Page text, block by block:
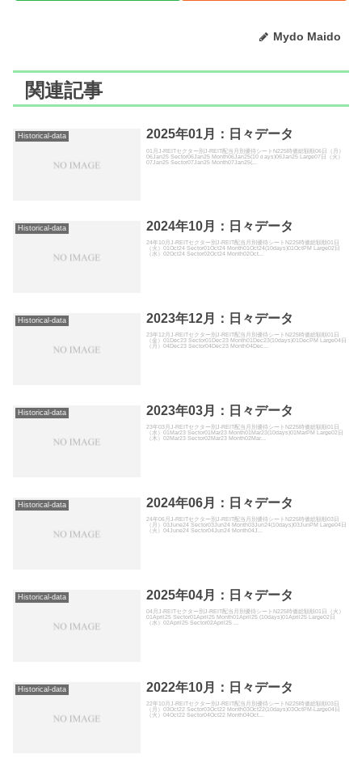
Mydo Maido
関連記事
Historical-data 2025年01月：日々データ
01月J-REITセクター別J-REIT配当月別優待シートN225時価総額順06日（月）
06Jan25 Sector06Jan25 Month06Jan25(10ｄays)06Jan25 Large07日（火）
07Jan25 Sector07Jan25 Month07Jan25(...
Historical-data 2024年10月：日々データ
24年10月J-REITセクター別J-REIT配当月別優待シートN225時価総額順01日
（火）01Oct24 Sector01Oct24 Month01Oct24(10days)01OctPM Large02日
（水）02Oct24 Sector02Oct24 Month02Oct...
Historical-data 2023年12月：日々データ
23年12月J-REITセクター別J-REIT配当月別優待シートN225時価総額順01日
（金）01Dec23 Sector01Dec23 Month01Dec23(10days)01DecPM Large04日
（月）04Dec23 Sector04Dec23 Month04Dec...
Historical-data 2023年03月：日々データ
23年03月J-REITセクター別J-REIT配当月別優待シートN225時価総額順01日
（水）01Mar23 Sector01Mar23 Month01Mar23(10days)01MarPM Large02日
（木）02Mar23 Sector02Mar23 Month02Mar...
Historical-data 2024年06月：日々データ
24年06月J-REITセクター別J-REIT配当月別優待シートN225時価総額順03日
（月）03June24 Sector03Jun24 Month03Jun24(10days)03JunPM Large04日
（火）04June24 Sector04Jun24 Month04J...
Historical-data 2025年04月：日々データ
04月J-REITセクター別J-REIT配当月別優待シートN225時価総額順01日（火）
01April25 Sector01April25 Month01April25 (10days)01April25 Large02日
（水）02April25 Sector02April25 ...
Historical-data 2022年10月：日々データ
22年10月J-REITセクター別J-REIT配当月別優待シートN225時価総額順03日
（月）03Oct22 Sector03Oct22 Month03Oct22(10days)03OctPM-Large04日
（火）04Oct22 Sector04Oct22 Month04Oct...